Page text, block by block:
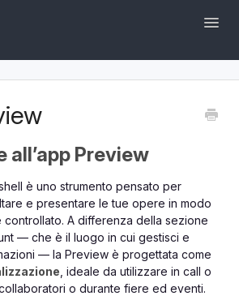
Artshell.eu
primi passi su Artshell
e Funzionalità
Gestione dell'Account
English
all’app Preview
è uno strumento pensato per
e presentare le tue opere in modo
A differenza della sezione
— che è il luogo in cui gestisci e
— la Preview è progettata come
, ideale da utilizzare in call o
o durante fiere ed eventi.